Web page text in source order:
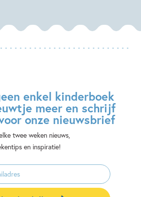
enkel kinderboek
meer en schrijf
onze nieuwsbrief
twee weken nieuws,
en inspiratie!